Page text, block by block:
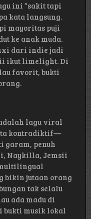
ini “sakit tapi
kata langsung.
mayoritas puji
ke anak muda.
dari indie jadi
ikut limelight. Di
favorit, bukti
adalah lagu viral
kontradiktif—
garam, penuh
Naykilla, Jemsii
bikin jutaan orang
tak selalu
ada madu di
bukti musik lokal